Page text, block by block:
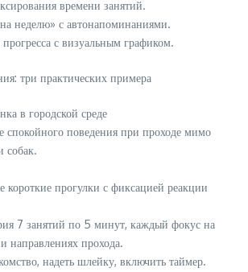
времени занятий.
неделю» с автонапоминаниями.
с визуальным графиком.
три практических примера
в городской среде
спокойного поведения при проходе мимо
собак.
прогулки с фиксацией реакции
7 занятий по 5 минут, каждый фокус на
направлениях прохода.
надеть шлейку, включить таймер.